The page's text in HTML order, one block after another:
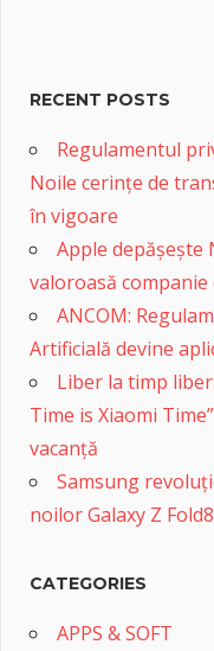
RECENT POSTS
Regulamentul
Noile cerințe de
în vigoare
Apple depășește
valoroasă companie
ANCOM:
Artificială devine
Liber la timp
Time is Xiaomi
vacanță
Samsung
noilor Galaxy Z
CATEGORIES
APPS & SOFT